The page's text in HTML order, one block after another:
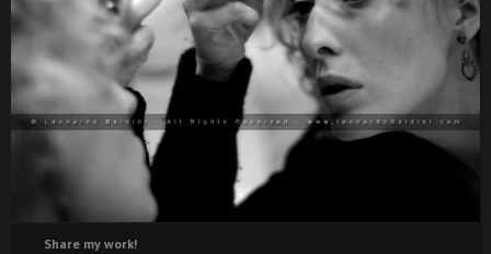
Share my work!